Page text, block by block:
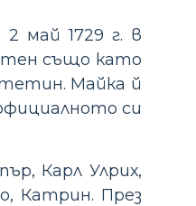
май 1729 г. в
също като
Майка й
си
Карл Улрих,
Катрин. През